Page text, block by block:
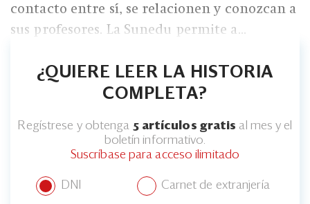
contacto entre sí, se relacionen y conozcan a
sus profesores. La Sunedu permite a...
¿QUIERE LEER LA HISTORIA
COMPLETA?
Regístrese y obtenga 5 artículos gratis al mes y el
boletín informativo.
Suscríbase para acceso ilimitado
DNI Carnet de extranjería